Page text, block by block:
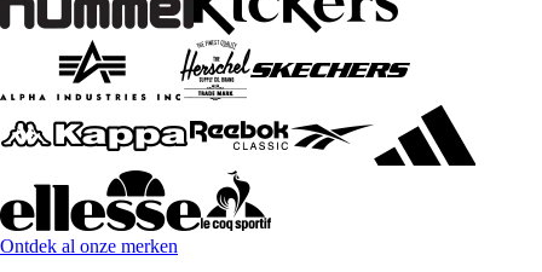
Ontdek al onze merken